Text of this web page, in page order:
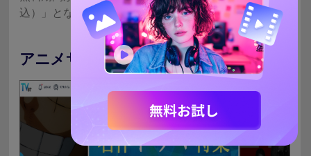
込）」となっています。
アニメサイト2-4.TVer